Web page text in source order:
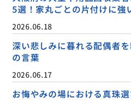
5選！家丸ごとの片付けに強
2026.06.18
深い悲しみに暮れる配偶者
の言葉
2026.06.17
お悔やみの場における真珠